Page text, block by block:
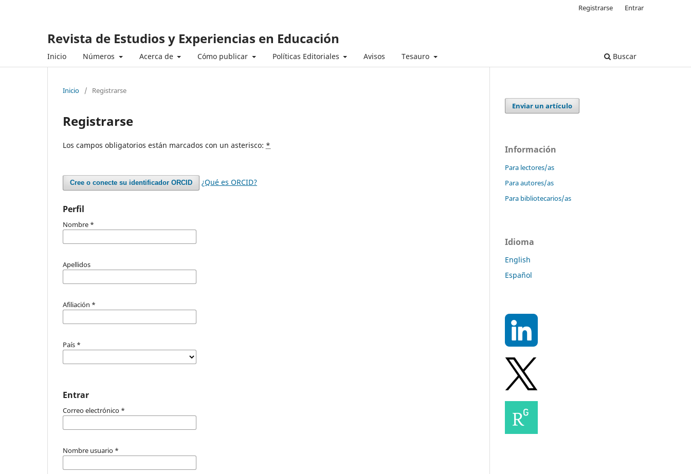
Revista de Estudios y Experiencias en Educación
Inicio Números Acerca de Cómo publicar Políticas Editoriales Avisos Tesauro Buscar
Registrarse Entrar
Inicio / Registrarse
Registrarse
Los campos obligatorios están marcados con un asterisco: *
Cree o conecte su identificador ORCID ¿Qué es ORCID?
Perfil
Nombre *
Apellidos
Afiliación *
País *
Entrar
Correo electrónico *
Nombre usuario *
Enviar un artículo
Información
Para lectores/as
Para autores/as
Para bibliotecarios/as
Idioma
English
Español